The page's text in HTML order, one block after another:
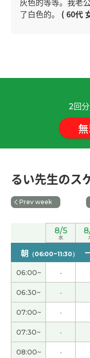
了白色的。 ( 60代
)
今天又聊天很开心
谢谢今天的课程，
下次见吧。
换圈子，我到了40
你的25分钟的课对
过得真快啊〜下次
谢谢您给我上课。
上课吧~ 哈哈。下
谢谢老了！ 我在香
)
谢谢您的课。下次
2回
るい先生のス
Prev week
8/5
水
朝 （06:00~11:30）
06:00~ -
06:30~ -
07:00~ -
07:30~ -
08:00~ -